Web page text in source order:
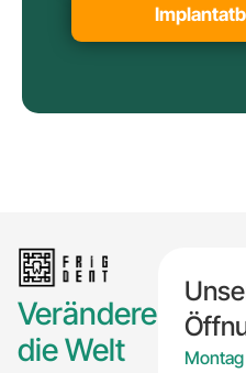
Verändere
die Welt
Montag